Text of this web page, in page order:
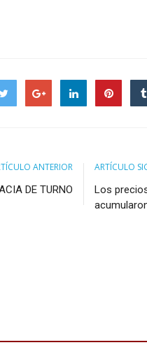
ANTERIOR
DE TURNO
ARTÍCULO
Los